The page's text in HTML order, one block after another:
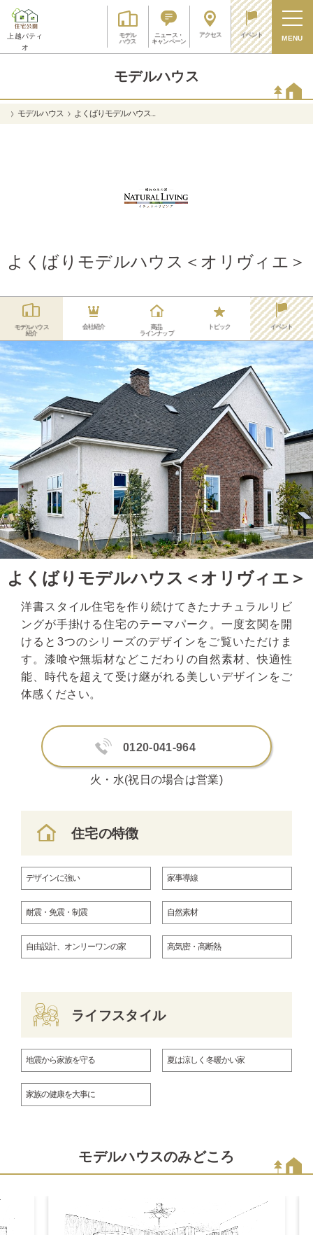
上越パティ
オ
モデル
ハウス
ニュース・
キャンペーン
アクセス イベント MENU
モデルハウス
モデルハウス よくばりモデルハウス...
よくばりモデルハウス＜オリヴィエ＞
モデルハウス
紹介
会社紹介
商品
ラインナップ
トピック イベント
よくばりモデルハウス＜オリヴィエ＞
洋書スタイル住宅を作り続けてきたナチュラルリビ
ングが手掛ける住宅のテーマパーク。一度玄関を開
けると3つのシリーズのデザインをご覧いただけま
す。漆喰や無垢材などこだわりの自然素材、快適性
能、時代を超えて受け継がれる美しいデザインをご
体感ください。
0120-041-964
火・水(祝日の場合は営業)
住宅の特徴
デザインに強い 家事導線
耐震・免震・制震 自然素材
自由設計、オンリーワンの家 高気密・高断熱
ライフスタイル
地震から家族を守る 夏は涼しく 冬暖かい家
家族の健康を大事に
モデルハウスのみどころ